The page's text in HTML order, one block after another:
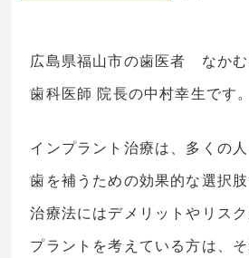
広島県福山市の歯医者 なかむ
歯科医師 院長の中村幸生です。
インプラント治療は、多くの
歯を補うための効果的な選択
治療法にはデメリットやリス
プラントを考えている方は、